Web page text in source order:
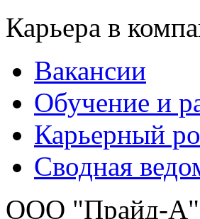
Карьера в
Вакансии
Обучение и
Карьерный
Сводная
ООО "Прайд-А"